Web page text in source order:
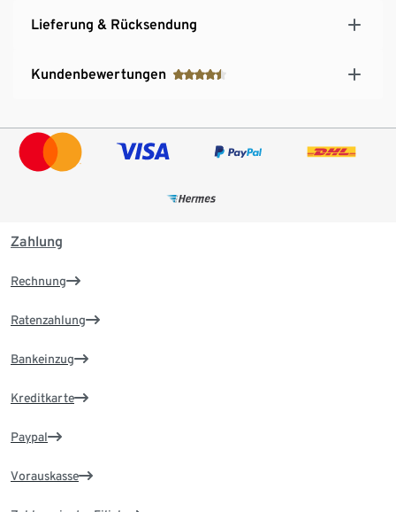
Lieferung & Rücksendung
Kundenbewertungen
Zahlung
Rechnung
Ratenzahlung
Bankeinzug
Kreditkarte
Paypal
Vorauskasse